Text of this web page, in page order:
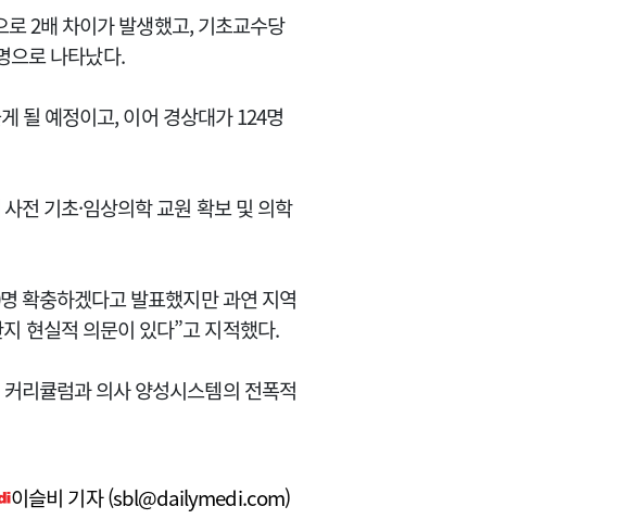
2배 차이가 발생했고, 기초교수당
으로 나타났다.
될 예정이고, 이어 경상대가 124명
전 기초·임상의학 교원 확보 및 의학
확충하겠다고 발표했지만 과연 지역
현실적 의문이 있다”고 지적했다.
리큘럼과 의사 양성시스템의 전폭적
이슬비 기자 (sbl@dailymedi.com)